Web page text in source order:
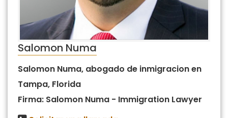
Salomon Numa
Salomon Numa, abogado de inmigracion en
Tampa, Florida
Firma: Salomon Numa - Immigration Lawyer